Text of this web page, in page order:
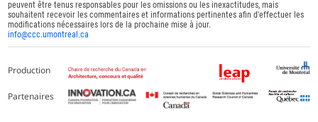
peuvent être tenus responsables pour les omissions ou les inexactitudes, mais
souhaitent recevoir les commentaires et informations pertinentes afin d'effectuer les
modifications nécessaires lors de la prochaine mise à jour.
info@ccc.umontreal.ca
Production
Partenaires